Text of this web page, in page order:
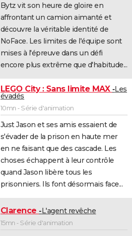
Bytz vit son heure de gloire en
affrontant un camion aimanté et
découvre la véritable identité de
NoFace. Les limites de l'équipe sont
mises à l'épreuve dans un défi
encore plus extrême que d'habitude...
LEGO City : Sans limite MAX Les
évadés
10mn - Série d'animation
Just Jason et ses amis essaient de
s'évader de la prison en haute mer
en ne faisant que des cascade. Les
choses échappent à leur contrôle
quand Jason libère tous les
prisonniers. Ils font désormais face...
Clarence L'agent revêche
15mn - Série d'animation